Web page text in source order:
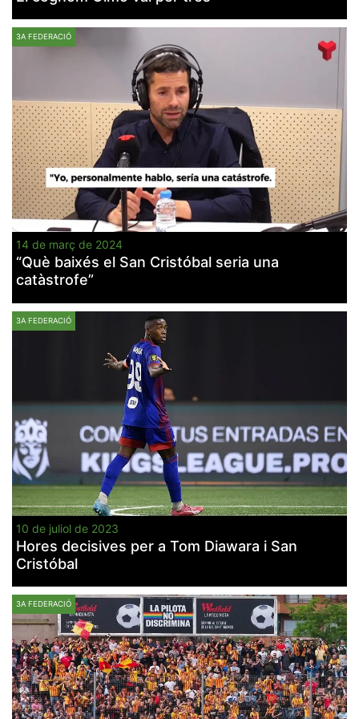
3A FEDERACIÓ
14 de març de 2024
“Què baixés el San Cristóbal seria una
catàstrofe”
3A FEDERACIÓ
10 de juliol de 2023
Hores decisives per a Tom Diawara i San
Cristóbal
3A FEDERACIÓ